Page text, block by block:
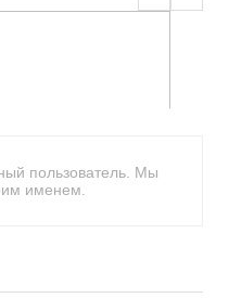
пользователь. Мы
именем.